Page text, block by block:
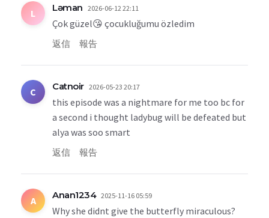
L Ləman 2026-06-12 22:11
Çok güzel😘 çocukluğumu özledim
返信 報告
C Catnoir 2026-05-23 20:17
this episode was a nightmare for me too bc for
a second i thought ladybug will be defeated but
alya was soo smart
返信 報告
A Anan1234 2025-11-16 05:59
Why she didnt give the butterfly miraculous?